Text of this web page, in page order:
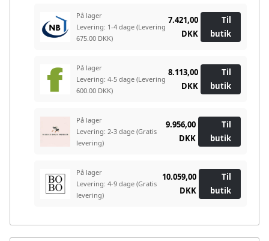
På lager
Levering: 1-4 dage (Levering
675.00 DKK)
7.421,00
DKK
Til
butik
På lager
Levering: 4-5 dage (Levering
600.00 DKK)
8.113,00
DKK
Til
butik
På lager
Levering: 2-3 dage (Gratis
levering)
9.956,00
DKK
Til
butik
På lager
Levering: 4-9 dage (Gratis
levering)
10.059,00
DKK
Til
butik